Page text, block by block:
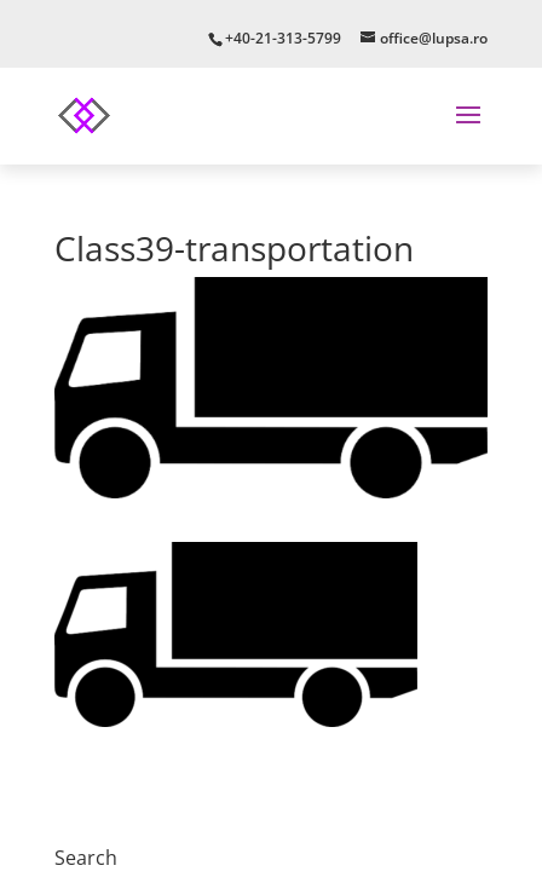
+40-21-313-5799 office@lupsa.ro
Class39-transportation
Search